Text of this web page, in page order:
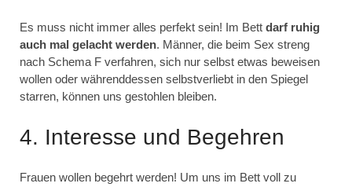
Es muss nicht immer alles perfekt sein! Im Bett darf ruhig
auch mal gelacht werden. Männer, die beim Sex streng
nach Schema F verfahren, sich nur selbst etwas beweisen
wollen oder währenddessen selbstverliebt in den Spiegel
starren, können uns gestohlen bleiben.
4. Interesse und Begehren
Frauen wollen begehrt werden! Um uns im Bett voll zu